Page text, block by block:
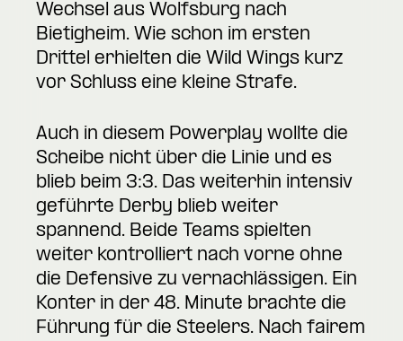
Wechsel aus Wolfsburg nach
Bietigheim. Wie schon im ersten
Drittel erhielten die Wild Wings kurz
vor Schluss eine kleine Strafe.
Auch in diesem Powerplay wollte die
Scheibe nicht über die Linie und es
blieb beim 3:3. Das weiterhin intensiv
geführte Derby blieb weiter
spannend. Beide Teams spielten
weiter kontrolliert nach vorne ohne
die Defensive zu vernachlässigen. Ein
Konter in der 48. Minute brachte die
Führung für die Steelers. Nach fairem